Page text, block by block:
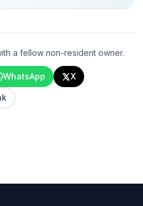
a fellow non-resident owner.
WhatsApp X